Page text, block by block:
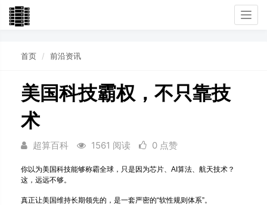
首页 前沿资讯
美国科技霸权，不只靠技
术
超算百科 1561 阅读 0 点赞
你以为美国科技能够称霸全球，只是因为芯片、AI算法、航天技术？
这，远远不够。
真正让美国维持长期领先的，是一套严密的“软性规则体系”。